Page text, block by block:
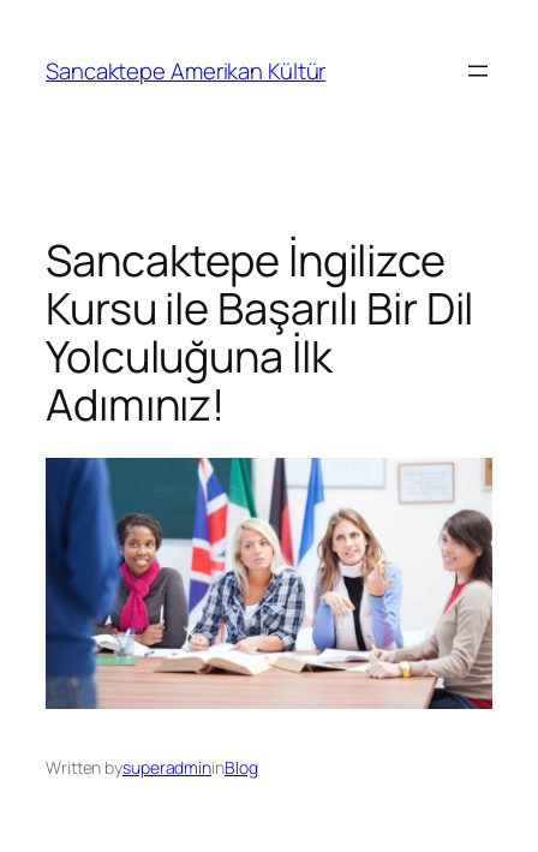
Sancaktepe Amerikan Kültür
Sancaktepe İngilizce
Kursu ile Başarılı Bir Dil
Yolculuğuna İlk
Adımınız!
Written bysuperadmininBlog